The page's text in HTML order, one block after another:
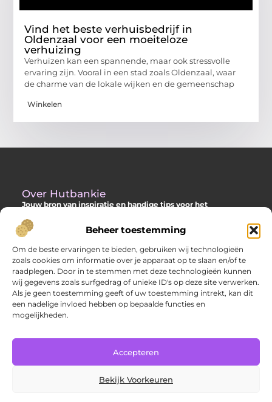
Beheer toestemming
Om de beste ervaringen te bieden, gebruiken wij technologieën
zoals cookies om informatie over je apparaat op te slaan en/of te
raadplegen. Door in te stemmen met deze technologieën kunnen
wij gegevens zoals surfgedrag of unieke ID's op deze site verwerken.
Als je geen toestemming geeft of uw toestemming intrekt, kan dit
een nadelige invloed hebben op bepaalde functies en
mogelijkheden.
Accepteren
Bekijk Voorkeuren
Vind het beste verhuisbedrijf in
Oldenzaal voor een moeiteloze
verhuizing
Verhuizen kan een spannende, maar ook stressvolle
ervaring zijn. Vooral in een stad zoals Oldenzaal, waar
de charme van de lokale wijken en de gemeenschap
Winkelen
Over Hutbankie
Jouw bron van inspiratie en handige tips voor het
Ontdek een ruime collectie blogs en artikelen die je helpen om
het meeste uit je buitenruimte te halen, met praktische
adviezen en verrassende ideeën voor je tuin, veranda of andere
buitenplekken.
Bericht categorie